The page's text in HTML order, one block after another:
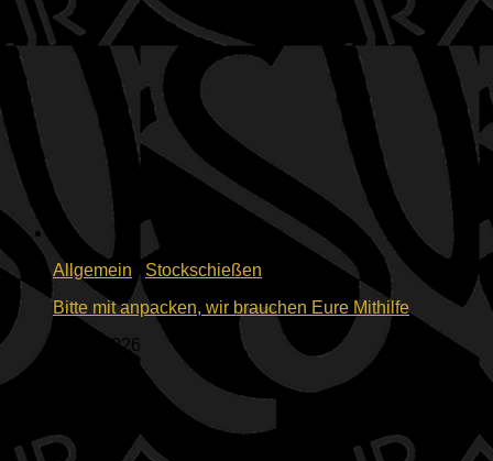
Allgemein
Stockschießen
Bitte mit anpacken, wir brauchen Eure Mithilfe
05.06.2026